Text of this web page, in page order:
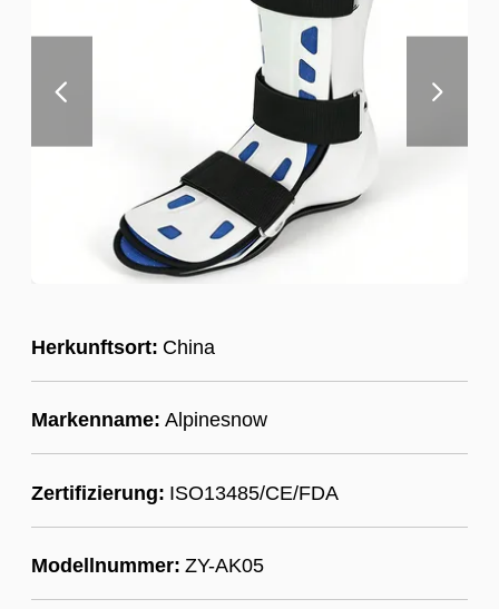
Herkunftsort: China
Markenname: Alpinesnow
Zertifizierung: ISO13485/CE/FDA
Modellnummer: ZY-AK05